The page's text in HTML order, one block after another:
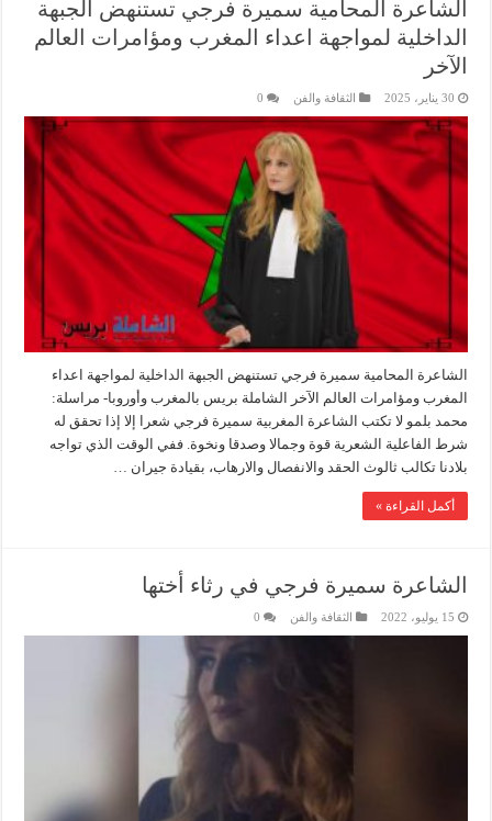
الشاعرة المحامية سميرة فرجي تستنهض الجبهة
الداخلية لمواجهة اعداء المغرب ومؤامرات العالم
الآخر
30 يناير، 2025 الثقافة والفن 0
الشاعرة المحامية سميرة فرجي تستنهض الجبهة الداخلية لمواجهة اعداء
المغرب ومؤامرات العالم الآخر الشاملة بريس بالمغرب وأوروبا- مراسلة:
محمد بلمو لا تكتب الشاعرة المغربية سميرة فرجي شعرا إلا إذا تحقق له
شرط الفاعلية الشعرية قوة وجمالا وصدقا ونخوة. ففي الوقت الذي تواجه
بلادنا تكالب ثالوث الحقد والانفصال والارهاب، بقيادة جيران …
أكمل القراءة »
الشاعرة سميرة فرجي في رثاء أختها
15 يوليو، 2022 الثقافة والفن 0